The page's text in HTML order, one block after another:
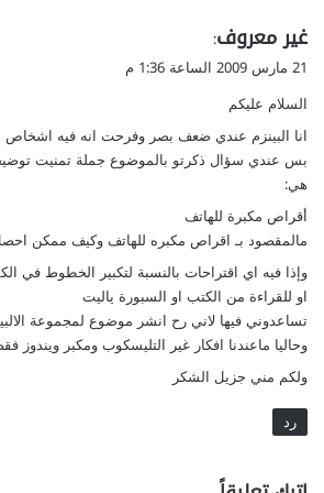
ق
ة
ا
ل
ل
ي
ن
ة
"
ل
م
ش
ا
ك
ل
ا
ل
ب
ص
ي
ة
ا
ل
م
ص
ا
ي
ق
ل
غير معروف:
21 مارس 2009 الساعة 1:36 م
السلام عليكم
انا البينزم عندي ضعف بصر وفرحت انه فيه اشخاص
بس عندي سؤال ذكرتو بالموضوع جملة تمنيت
هي:
أقراص مكبرة للهاتف
مالمقصود بـ اقراص مكبره للهاتف وكيف ممكن
وإذا فيه اي اقتراحات بالنسبة لتكبير الخطوط في
او للقراءة من الكتب او السبورة ياليت
تساعدوني فيها لاني رح انشر موضوع لمجموعة
وحاليا ماعندنا افكار غير التليسكوب ومكبر ويندوز
ولكم مني جزيل الشكر
رد